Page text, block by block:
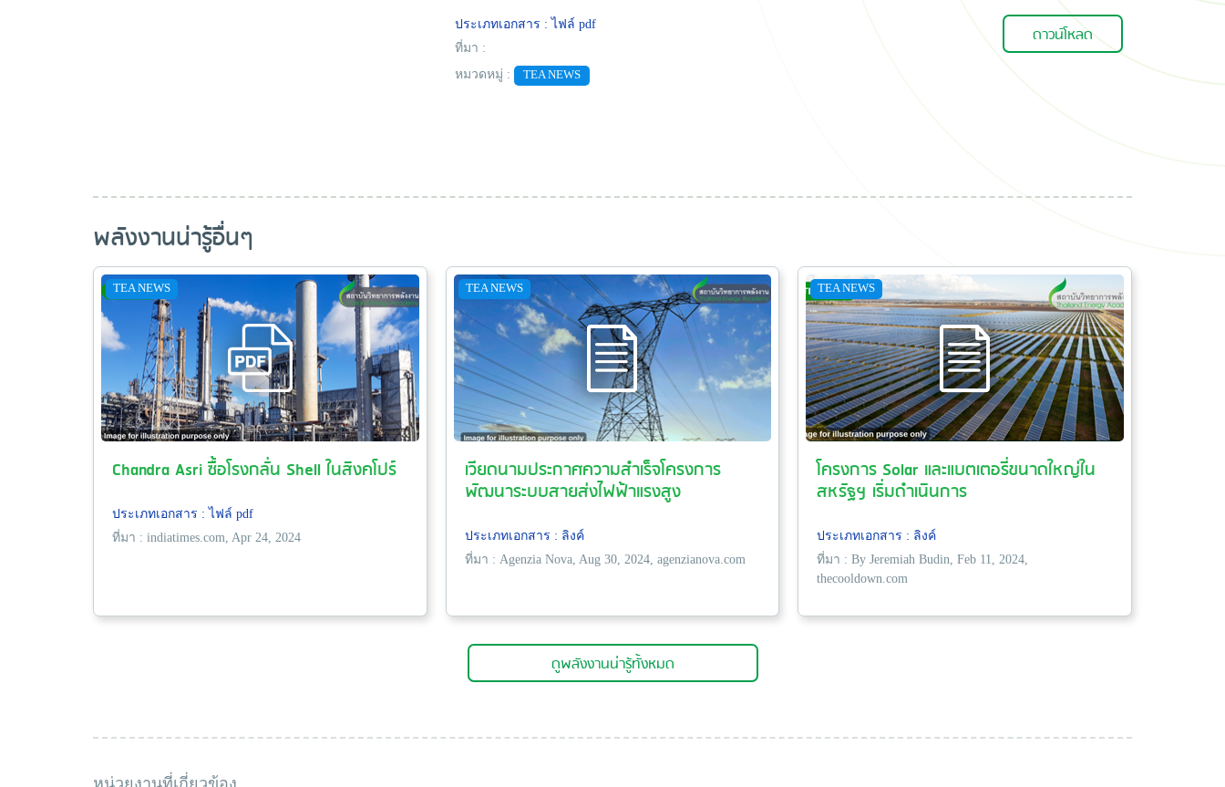
ประเภทเอกสาร : ไฟล์ pdf
ที่มา :
หมวดหมู่ :
TEA NEWS
ดาวน์โหลด
พลังงานน่ารู้อื่นๆ
TEA NEWS
Chandra Asri ซื้อโรงกลั่น Shell ในสิงคโปร์
ประเภทเอกสาร : ไฟล์ pdf
ที่มา : indiatimes.com, Apr 24, 2024
TEA NEWS
เวียดนามประกาศความสำเร็จโครงการ
พัฒนาระบบสายส่งไฟฟ้าแรงสูง
ประเภทเอกสาร : ลิงค์
ที่มา : Agenzia Nova, Aug 30, 2024, agenzianova.com
TEA NEWS
โครงการ Solar และแบตเตอรี่ขนาดใหญ่ใน
สหรัฐฯ เริ่มดำเนินการ
ประเภทเอกสาร : ลิงค์
ที่มา : By Jeremiah Budin, Feb 11, 2024,
thecooldown.com
ดูพลังงานน่ารู้ทั้งหมด